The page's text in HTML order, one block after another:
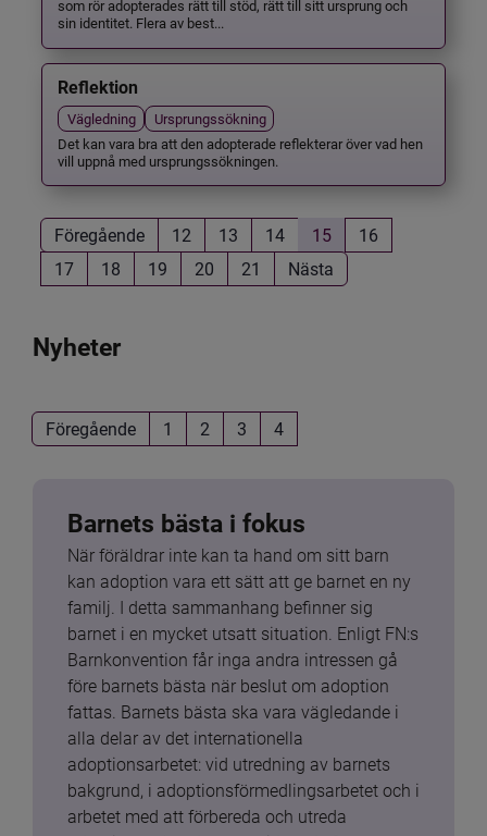
som rör adopterades rätt till stöd, rätt till sitt ursprung och
sin identitet. Flera av best...
Reflektion
Vägledning
Ursprungssökning
Det kan vara bra att den adopterade reflekterar över vad hen
vill uppnå med ursprungssökningen.
Föregående 12 13 14 15
16
17
18 19 20 21 Nästa
Nyheter
Föregående 1 2 3 4
Barnets bästa i fokus
När föräldrar inte kan ta hand om sitt barn
kan adoption vara ett sätt att ge barnet en ny
familj. I detta sammanhang befinner sig
barnet i en mycket utsatt situation. Enligt FN:s
Barnkonvention får inga andra intressen gå
före barnets bästa när beslut om adoption
fattas. Barnets bästa ska vara vägledande i
alla delar av det internationella
adoptionsarbetet: vid utredning av barnets
bakgrund, i adoptionsförmedlingsarbetet och i
arbetet med att förbereda och utreda